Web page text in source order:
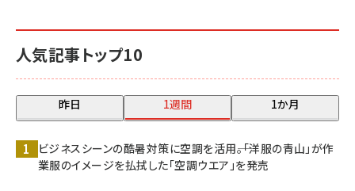
人気記事トップ10
昨日 1週間 1か月
ビジネスシーンの酷暑対策に空調を活用――。「洋服の青山」が作
業服のイメージを払拭した「空調ウエア」を発売